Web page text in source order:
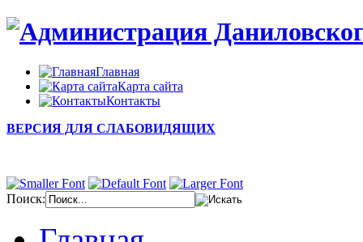
Главная
Карта сайта
Контакты
ВЕРСИЯ ДЛЯ СЛАБОВИДЯЩИХ
Поиск: